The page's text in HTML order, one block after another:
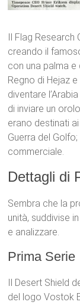
Il Flag
creando il
con una palma e
Regno di Hejaz
diventare
di inviare un
erano destinati
Guerra del
commerciale.
Dettagli di
Sembra che la
unità, suddivise
e analizzare.
Prima Serie
Il Desert Shield
del logo Vostok